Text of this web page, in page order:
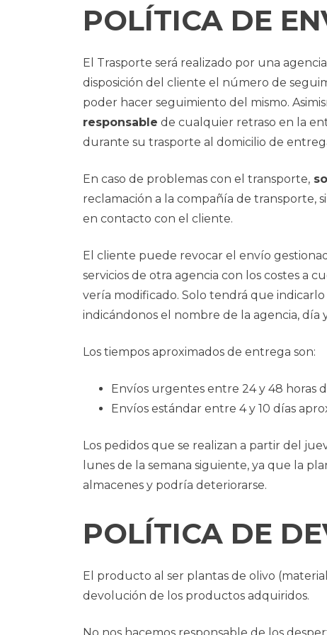
POLÍTICA DE
El Trasporte será realizado por una
disposición del cliente el número de
poder hacer seguimiento del mismo.
responsable de cualquier retraso en la
durante su trasporte al domicilio de
En caso de problemas con el transporte,
reclamación a la compañía de transporte,
en contacto con el cliente.
El cliente puede revocar el envío
servicios de otra agencia con los costes a
vería modificado. Solo tendrá que
indicándonos el nombre de la agencia,
Los tiempos aproximados de entrega son:
Envíos urgentes entre 24 y 48 horas
Envíos estándar entre 4 y 10 días
Los pedidos que se realizan a partir del
lunes de la semana siguiente, ya que la
almacenes y podría deteriorarse.
POLÍTICA DE
El producto al ser plantas de olivo
devolución de los productos adquiridos.